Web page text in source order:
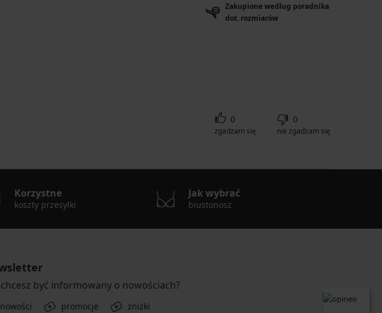
Zakupione według poradnika
dot. rozmiarów
0
zgadzam się
0
nie zgadzam się
Korzystne
koszty przesyłki
Jak wybrać
biustonosz
chcesz być informowany o nowościach?
nowości promocje zniżki